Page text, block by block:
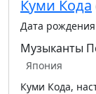
Куми Кода
Дата
Музыканты
Япония
Куми Кода,